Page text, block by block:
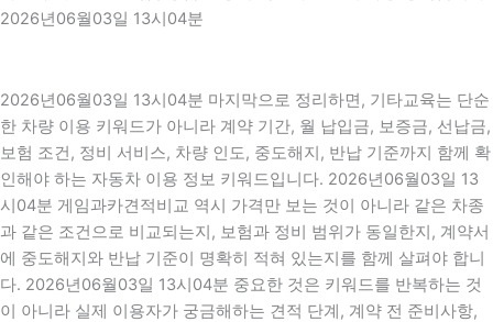
2026년06월03일 13시04분
2026년06월03일 13시04분 마지막으로 정리하면, 기타교육는 단순
한 차량 이용 키워드가 아니라 계약 기간, 월 납입금, 보증금, 선납금,
보험 조건, 정비 서비스, 차량 인도, 중도해지, 반납 기준까지 함께 확
인해야 하는 자동차 이용 정보 키워드입니다. 2026년06월03일 13
시04분 게임과카견적비교 역시 가격만 보는 것이 아니라 같은 차종
과 같은 조건으로 비교되는지, 보험과 정비 범위가 동일한지, 계약서
에 중도해지와 반납 기준이 명확히 적혀 있는지를 함께 살펴야 합니
다. 2026년06월03일 13시04분 중요한 것은 키워드를 반복하는 것
이 아니라 실제 이용자가 궁금해하는 견적 단계, 계약 전 준비사항,